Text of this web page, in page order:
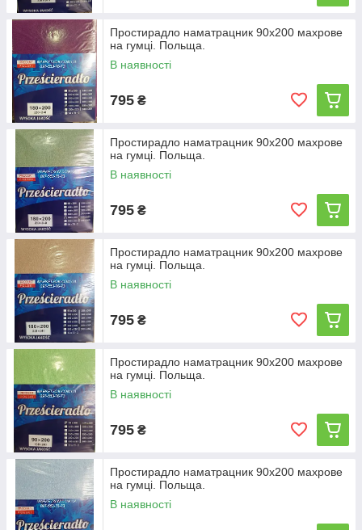
Простирадло наматрацник 90х200 махрове
на гумці. Польща.
В наявності
795 ₴
Простирадло наматрацник 90х200 махрове
на гумці. Польща.
В наявності
795 ₴
Простирадло наматрацник 90х200 махрове
на гумці. Польща.
В наявності
795 ₴
Простирадло наматрацник 90х200 махрове
на гумці. Польща.
В наявності
795 ₴
Простирадло наматрацник 90х200 махрове
на гумці. Польща.
В наявності